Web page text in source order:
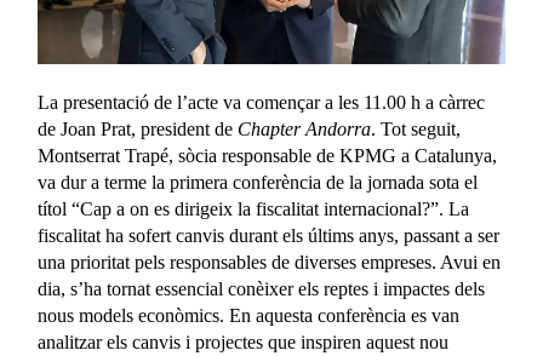
La presentació de l’acte va començar a les 11.00 h a càrrec
de Joan Prat, president de Chapter Andorra. Tot seguit,
Montserrat Trapé, sòcia responsable de KPMG a Catalunya,
va dur a terme la primera conferència de la jornada sota el
títol “Cap a on es dirigeix la fiscalitat internacional?”. La
fiscalitat ha sofert canvis durant els últims anys, passant a ser
una prioritat pels responsables de diverses empreses. Avui en
dia, s’ha tornat essencial conèixer els reptes i impactes dels
nous models econòmics. En aquesta conferència es van
analitzar els canvis i projectes que inspiren aquest nou